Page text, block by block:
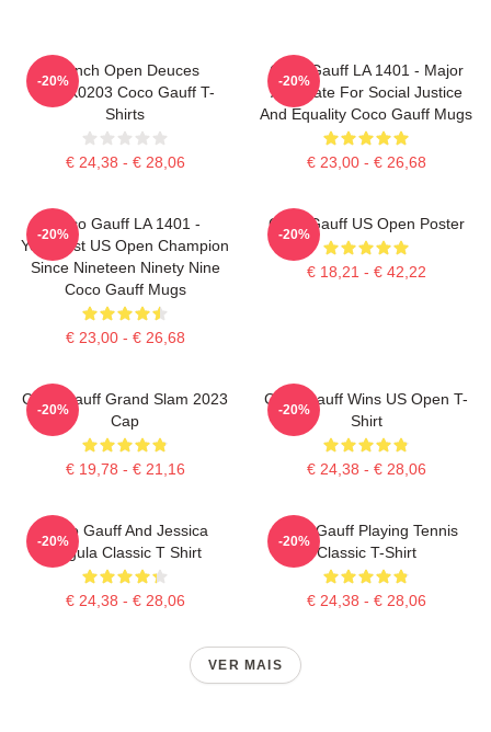
French Open Deuces
DTNK0203 Coco Gauff T-
Shirts
€ 24,38 - € 28,06
-20%
Coco Gauff LA 1401 - Major
Advocate For Social Justice
And Equality Coco Gauff Mugs
€ 23,00 - € 26,68
-20%
Coco Gauff LA 1401 -
Youngest US Open Champion
Since Nineteen Ninety Nine
Coco Gauff Mugs
€ 23,00 - € 26,68
-20%
Coco Gauff US Open Poster
€ 18,21 - € 42,22
-20%
Coco Gauff Grand Slam 2023
Cap
€ 19,78 - € 21,16
-20%
Coco Gauff Wins US Open T-
Shirt
€ 24,38 - € 28,06
-20%
Coco Gauff And Jessica
Pegula Classic T Shirt
€ 24,38 - € 28,06
-20%
Coco Gauff Playing Tennis
Classic T-Shirt
€ 24,38 - € 28,06
-20%
VER MAIS